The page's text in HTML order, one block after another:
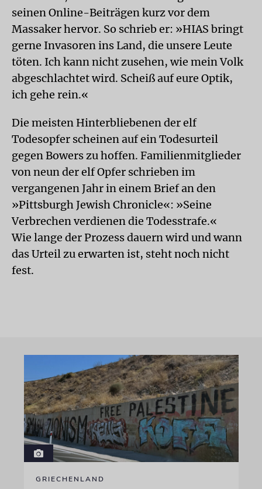
seinen Online-Beiträgen kurz vor dem
Massaker hervor. So schrieb er: »HIAS bringt
gerne Invasoren ins Land, die unsere Leute
töten. Ich kann nicht zusehen, wie mein Volk
abgeschlachtet wird. Scheiß auf eure Optik,
ich gehe rein.«
Die meisten Hinterbliebenen der elf
Todesopfer scheinen auf ein Todesurteil
gegen Bowers zu hoffen. Familienmitglieder
von neun der elf Opfer schrieben im
vergangenen Jahr in einem Brief an den
»Pittsburgh Jewish Chronicle«: »Seine
Verbrechen verdienen die Todesstrafe.«
Wie lange der Prozess dauern wird und wann
das Urteil zu erwarten ist, steht noch nicht
fest.
GRIECHENLAND